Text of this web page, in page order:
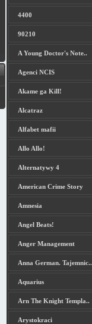
4400
90210
A Young Doctor's Note..
Agenci NCIS
Akame ga Kill!
Alcatraz
Alfabet mafii
Allo Allo!
Alternatywy 4
American Crime Story
Amnesia
Angel Beats!
Anger Management
Anna German. Tajemnic..
Aquarius
Arn The Knight Templa..
Arystokraci